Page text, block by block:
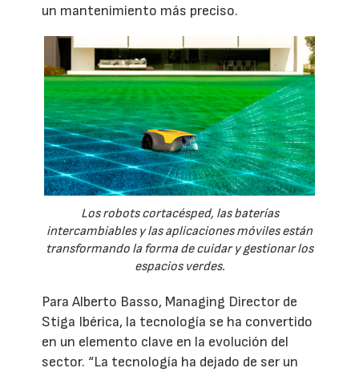
un mantenimiento más preciso.
Los robots cortacésped, las baterías
intercambiables y las aplicaciones móviles están
transformando la forma de cuidar y gestionar los
espacios verdes.
Para Alberto Basso, Managing Director de
Stiga Ibérica, la tecnología se ha convertido
en un elemento clave en la evolución del
sector. “La tecnología ha dejado de ser un